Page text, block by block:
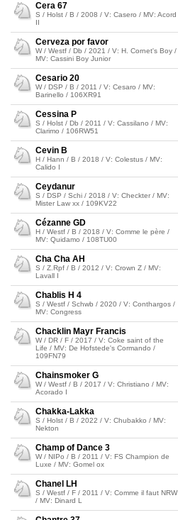
Cera 67
S / Holst / B / 2008 / V: Casero / MV: Acord
II
Cerveza por favor
W / Westf / Db / 2021 / V: H. Cornet's Boy /
MV: Cassini Boy Junior
Cesario 20
W / DSP / B / 2011 / V: Cesaro / MV:
Barinello / 106XR91
Cessina P
S / Holst / Db / 2011 / V: Cassilano / MV:
Clarimo / 106RW51
Cevin B
H / Hann / B / 2018 / V: Colestus / MV:
Calido I
Ceydanur
S / DSP / Schi / 2018 / V: Checkter / MV:
Mister Law xx / 109KV22
Cézanne GD
H / Westf / B / 2018 / V: Comme le père /
MV: Quidamo / 108TU00
Cha Cha AH
S / Z.Rpf / B / 2012 / V: Crown Z / MV:
Lavall I
Chablis H 4
S / Westf / Schwb / 2020 / V: Conthargos /
MV: Congress
Chacklin Mayr Francis
W / DR / F / 2017 / V: Coke saint of the
Life / MV: De Hofstede's Cormando /
109FN79
Chainsmoker G
W / Westf / B / 2017 / V: Christiano / MV:
Acorado I
Chakka-Lakka
S / Holst / B / 2022 / V: Chubakko / MV:
Nekton
Champ of Dance 3
W / NIPo / B / 2011 / V: FS Champion de
Luxe / MV: Gomel ox
Chanel LH
S / Westf / F / 2011 / V: Comme il faut NRW
/ MV: Dinard L